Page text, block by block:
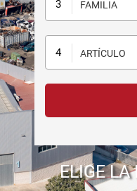
FAMILIA
ARTÍCULO
ELIGE LA